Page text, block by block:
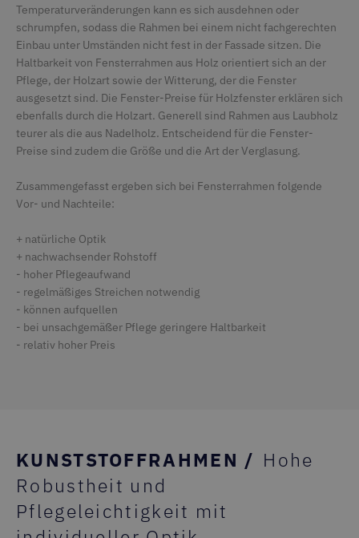
Temperaturveränderungen kann es sich ausdehnen oder
schrumpfen, sodass die Rahmen bei einem nicht fachgerechten
Einbau unter Umständen nicht fest in der Fassade sitzen. Die
Haltbarkeit von Fensterrahmen aus Holz orientiert sich an der
Pflege, der Holzart sowie der Witterung, der die Fenster
ausgesetzt sind. Die Fenster-Preise für Holzfenster erklären sich
ebenfalls durch die Holzart. Generell sind Rahmen aus Laubholz
teurer als die aus Nadelholz. Entscheidend für die Fenster-
Preise sind zudem die Größe und die Art der Verglasung.
Zusammengefasst ergeben sich bei Fensterrahmen folgende
Vor- und Nachteile:
+ natürliche Optik
+ nachwachsender Rohstoff
- hoher Pflegeaufwand
- regelmäßiges Streichen notwendig
- können aufquellen
- bei unsachgemäßer Pflege geringere Haltbarkeit
- relativ hoher Preis
KUNSTSTOFFRAHMEN / Hohe
Robustheit und
Pflegeleichtigkeit mit